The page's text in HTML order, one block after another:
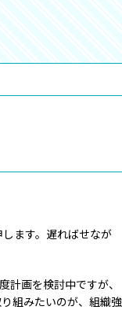
ます。遅ればせなが
画を検討中ですが、
組みたいのが、組織強